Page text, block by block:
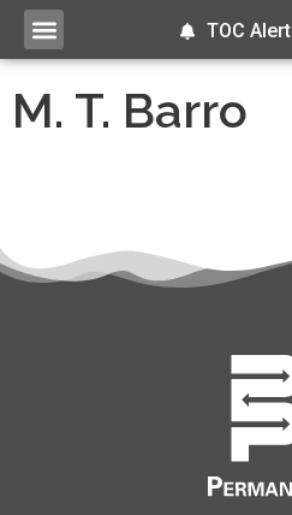
TOC Alert
M. T. Barro